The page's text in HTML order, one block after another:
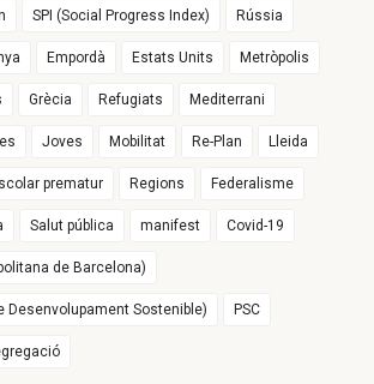
SPI (Social Progress Index) Rússia
Empordà Estats Units Metròpolis
Grècia Refugiats Mediterrani
Joves Mobilitat Re-Plan Lleida
prematur Regions Federalisme
Salut pública manifest Covid-19
de Barcelona)
Desenvolupament Sostenible) PSC